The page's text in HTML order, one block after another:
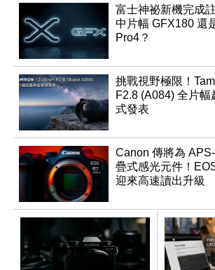
富士神祕新機完成
中片幅 GFX180 還
Pro4？
挑戰視野極限！
F2.8 (A084) 全片幅
式發表
Canon 傳將為
疊式感光元件！
迎來高速讀出升級